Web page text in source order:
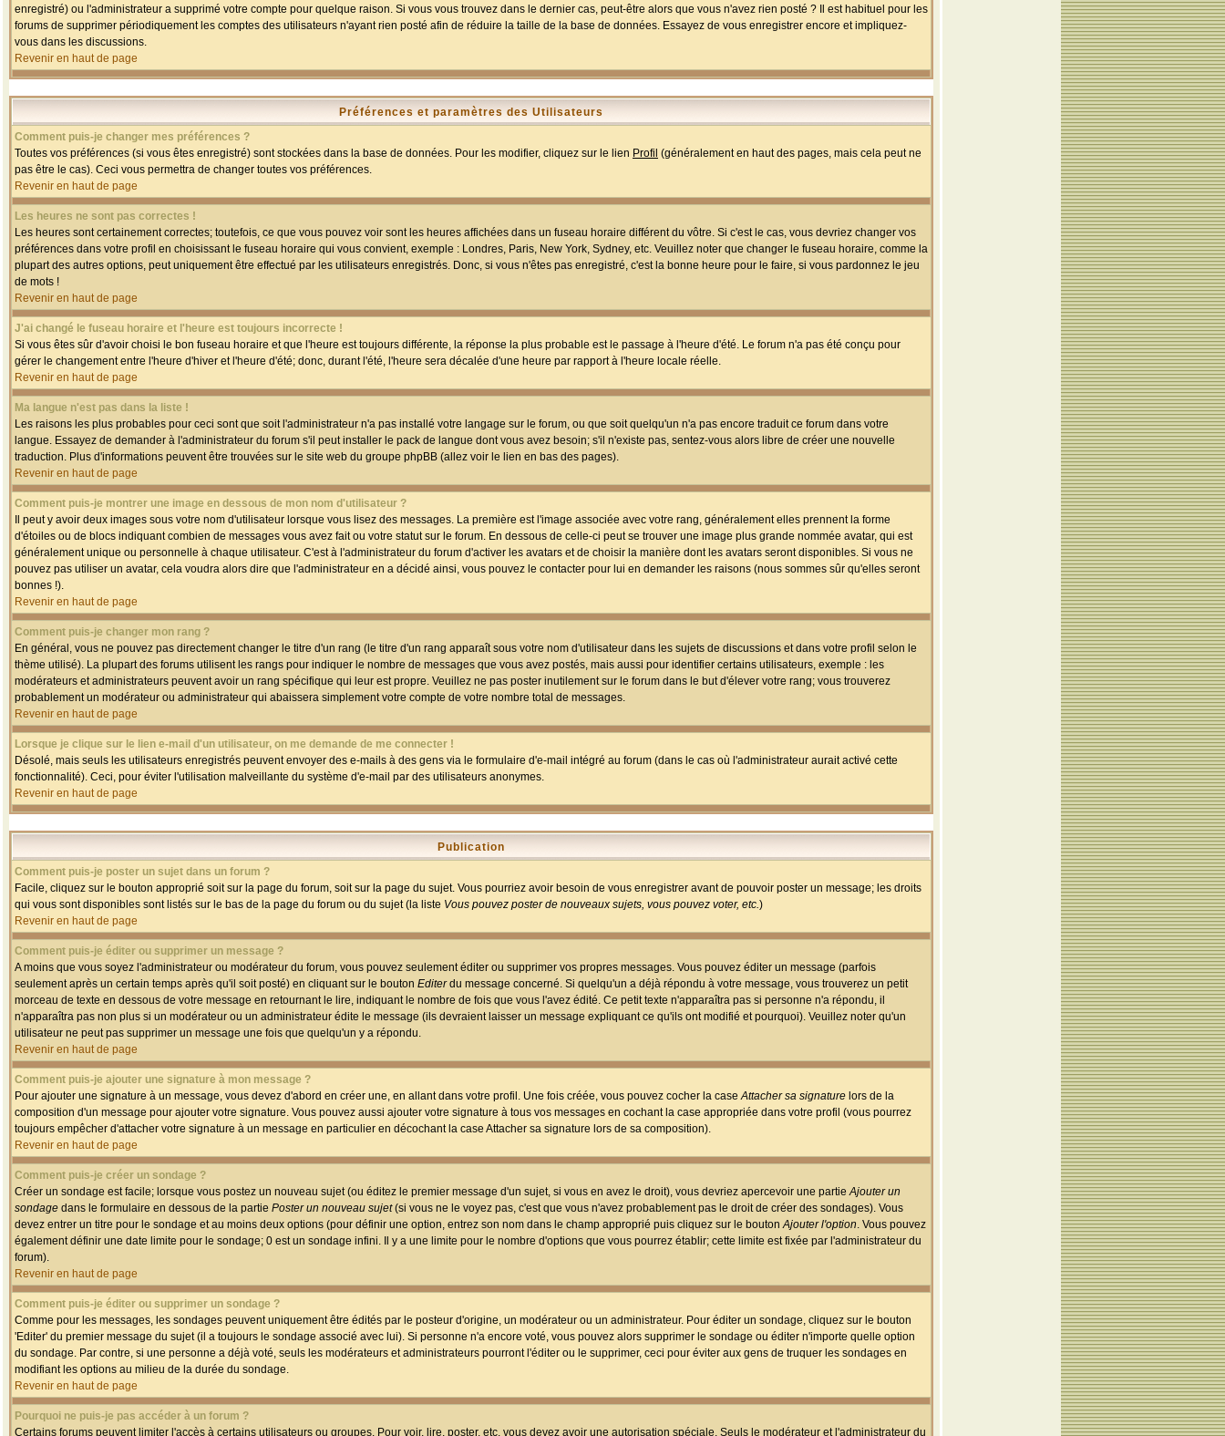
enregistré) ou l'administrateur a supprimé votre compte pour quelque raison. Si vous vous trouvez dans le dernier cas, peut-être alors que vous n'avez rien posté ? Il est habituel pour les
forums de supprimer périodiquement les comptes des utilisateurs n'ayant rien posté afin de réduire la taille de la base de données. Essayez de vous enregistrer encore et impliquez-
vous dans les discussions.
Revenir en haut de page
Préférences et paramètres des Utilisateurs
Comment puis-je changer mes préférences ?
Toutes vos préférences (si vous êtes enregistré) sont stockées dans la base de données. Pour les modifier, cliquez sur le lien Profil (généralement en haut des pages, mais cela peut ne
pas être le cas). Ceci vous permettra de changer toutes vos préférences.
Revenir en haut de page
Les heures ne sont pas correctes !
Les heures sont certainement correctes; toutefois, ce que vous pouvez voir sont les heures affichées dans un fuseau horaire différent du vôtre. Si c'est le cas, vous devriez changer vos
préférences dans votre profil en choisissant le fuseau horaire qui vous convient, exemple : Londres, Paris, New York, Sydney, etc. Veuillez noter que changer le fuseau horaire, comme la
plupart des autres options, peut uniquement être effectué par les utilisateurs enregistrés. Donc, si vous n'êtes pas enregistré, c'est la bonne heure pour le faire, si vous pardonnez le jeu
de mots !
Revenir en haut de page
J'ai changé le fuseau horaire et l'heure est toujours incorrecte !
Si vous êtes sûr d'avoir choisi le bon fuseau horaire et que l'heure est toujours différente, la réponse la plus probable est le passage à l'heure d'été. Le forum n'a pas été conçu pour
gérer le changement entre l'heure d'hiver et l'heure d'été; donc, durant l'été, l'heure sera décalée d'une heure par rapport à l'heure locale réelle.
Revenir en haut de page
Ma langue n'est pas dans la liste !
Les raisons les plus probables pour ceci sont que soit l'administrateur n'a pas installé votre langage sur le forum, ou que soit quelqu'un n'a pas encore traduit ce forum dans votre
langue. Essayez de demander à l'administrateur du forum s'il peut installer le pack de langue dont vous avez besoin; s'il n'existe pas, sentez-vous alors libre de créer une nouvelle
traduction. Plus d'informations peuvent être trouvées sur le site web du groupe phpBB (allez voir le lien en bas des pages).
Revenir en haut de page
Comment puis-je montrer une image en dessous de mon nom d'utilisateur ?
Il peut y avoir deux images sous votre nom d'utilisateur lorsque vous lisez des messages. La première est l'image associée avec votre rang, généralement elles prennent la forme
d'étoiles ou de blocs indiquant combien de messages vous avez fait ou votre statut sur le forum. En dessous de celle-ci peut se trouver une image plus grande nommée avatar, qui est
généralement unique ou personnelle à chaque utilisateur. C'est à l'administrateur du forum d'activer les avatars et de choisir la manière dont les avatars seront disponibles. Si vous ne
pouvez pas utiliser un avatar, cela voudra alors dire que l'administrateur en a décidé ainsi, vous pouvez le contacter pour lui en demander les raisons (nous sommes sûr qu'elles seront
bonnes !).
Revenir en haut de page
Comment puis-je changer mon rang ?
En général, vous ne pouvez pas directement changer le titre d'un rang (le titre d'un rang apparaît sous votre nom d'utilisateur dans les sujets de discussions et dans votre profil selon le
thème utilisé). La plupart des forums utilisent les rangs pour indiquer le nombre de messages que vous avez postés, mais aussi pour identifier certains utilisateurs, exemple : les
modérateurs et administrateurs peuvent avoir un rang spécifique qui leur est propre. Veuillez ne pas poster inutilement sur le forum dans le but d'élever votre rang; vous trouverez
probablement un modérateur ou administrateur qui abaissera simplement votre compte de votre nombre total de messages.
Revenir en haut de page
Lorsque je clique sur le lien e-mail d'un utilisateur, on me demande de me connecter !
Désolé, mais seuls les utilisateurs enregistrés peuvent envoyer des e-mails à des gens via le formulaire d'e-mail intégré au forum (dans le cas où l'administrateur aurait activé cette
fonctionnalité). Ceci, pour éviter l'utilisation malveillante du système d'e-mail par des utilisateurs anonymes.
Revenir en haut de page
Publication
Comment puis-je poster un sujet dans un forum ?
Facile, cliquez sur le bouton approprié soit sur la page du forum, soit sur la page du sujet. Vous pourriez avoir besoin de vous enregistrer avant de pouvoir poster un message; les droits
qui vous sont disponibles sont listés sur le bas de la page du forum ou du sujet (la liste Vous pouvez poster de nouveaux sujets, vous pouvez voter, etc.)
Revenir en haut de page
Comment puis-je éditer ou supprimer un message ?
A moins que vous soyez l'administrateur ou modérateur du forum, vous pouvez seulement éditer ou supprimer vos propres messages. Vous pouvez éditer un message (parfois
seulement après un certain temps après qu'il soit posté) en cliquant sur le bouton Editerdu message concerné. Si quelqu'un a déjà répondu à votre message, vous trouverez un petit
morceau de texte en dessous de votre message en retournant le lire, indiquant le nombre de fois que vous l'avez édité. Ce petit texte n'apparaîtra pas si personne n'a répondu, il
n'apparaîtra pas non plus si un modérateur ou un administrateur édite le message (ils devraient laisser un message expliquant ce qu'ils ont modifié et pourquoi). Veuillez noter qu'un
utilisateur ne peut pas supprimer un message une fois que quelqu'un y a répondu.
Revenir en haut de page
Comment puis-je ajouter une signature à mon message ?
Pour ajouter une signature à un message, vous devez d'abord en créer une, en allant dans votre profil. Une fois créée, vous pouvez cocher la caseAttacher sa signature lors de la
composition d'un message pour ajouter votre signature. Vous pouvez aussi ajouter votre signature à tous vos messages en cochant la case appropriée dans votre profil (vous pourrez
toujours empêcher d'attacher votre signature à un message en particulier en décochant la case Attacher sa signature lors de sa composition).
Revenir en haut de page
Comment puis-je créer un sondage ?
Créer un sondage est facile; lorsque vous postez un nouveau sujet (ou éditez le premier message d'un sujet, si vous en avez le droit), vous devriez apercevoir une partieAjouter un
sondage dans le formulaire en dessous de la partie Poster un nouveau sujet(si vous ne le voyez pas, c'est que vous n'avez probablement pas le droit de créer des sondages). Vous
devez entrer un titre pour le sondage et au moins deux options (pour définir une option, entrez son nom dans le champ approprié puis cliquez sur le boutonAjouter l'option. Vous pouvez
également définir une date limite pour le sondage; 0 est un sondage infini. Il y a une limite pour le nombre d'options que vous pourrez établir; cette limite est fixée par l'administrateur du
forum).
Revenir en haut de page
Comment puis-je éditer ou supprimer un sondage ?
Comme pour les messages, les sondages peuvent uniquement être édités par le posteur d'origine, un modérateur ou un administrateur. Pour éditer un sondage, cliquez sur le bouton
'Editer' du premier message du sujet (il a toujours le sondage associé avec lui). Si personne n'a encore voté, vous pouvez alors supprimer le sondage ou éditer n'importe quelle option
du sondage. Par contre, si une personne a déjà voté, seuls les modérateurs et administrateurs pourront l'éditer ou le supprimer, ceci pour éviter aux gens de truquer les sondages en
modifiant les options au milieu de la durée du sondage.
Revenir en haut de page
Pourquoi ne puis-je pas accéder à un forum ?
Certains forums peuvent limiter l'accès à certains utilisateurs ou groupes. Pour voir, lire, poster, etc. vous devez avoir une autorisation spéciale. Seuls le modérateur et l'administrateur du